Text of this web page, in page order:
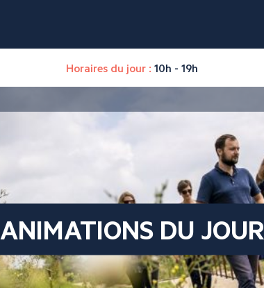
Horaires du jour : 10h - 19h
ANIMATIONS DU JOUR